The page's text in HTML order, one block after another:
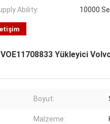
Ability:
10000
Yükleyici
Boyut:
Malzeme: